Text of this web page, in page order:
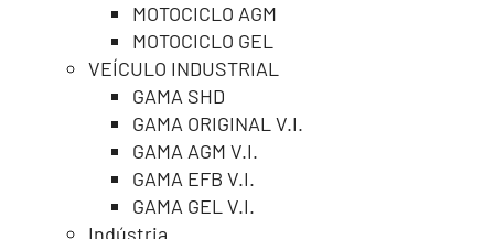
MOTOCICLO AGM
MOTOCICLO GEL
VEÍCULO INDUSTRIAL
GAMA SHD
GAMA ORIGINAL V.I.
GAMA AGM V.I.
GAMA EFB V.I.
GAMA GEL V.I.
Indústria